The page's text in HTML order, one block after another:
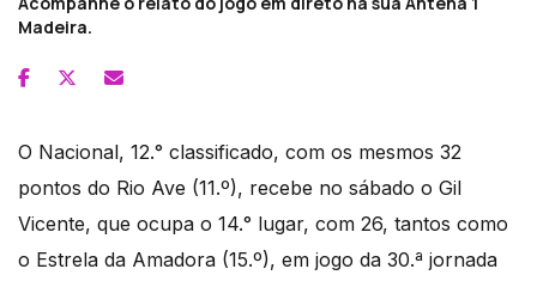
Madeira.
O Nacional, 12.° classificado, com os mesmos 32
pontos do Rio Ave (11.º), recebe no sábado o Gil
Vicente, que ocupa o 14.° lugar, com 26, tantos como
o Estrela da Amadora (15.º), em jogo da 30.ª jornada